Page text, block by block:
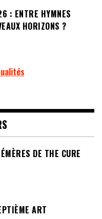
: ENTRE HYMNES
HORIZONS ?
DE THE CURE
ART